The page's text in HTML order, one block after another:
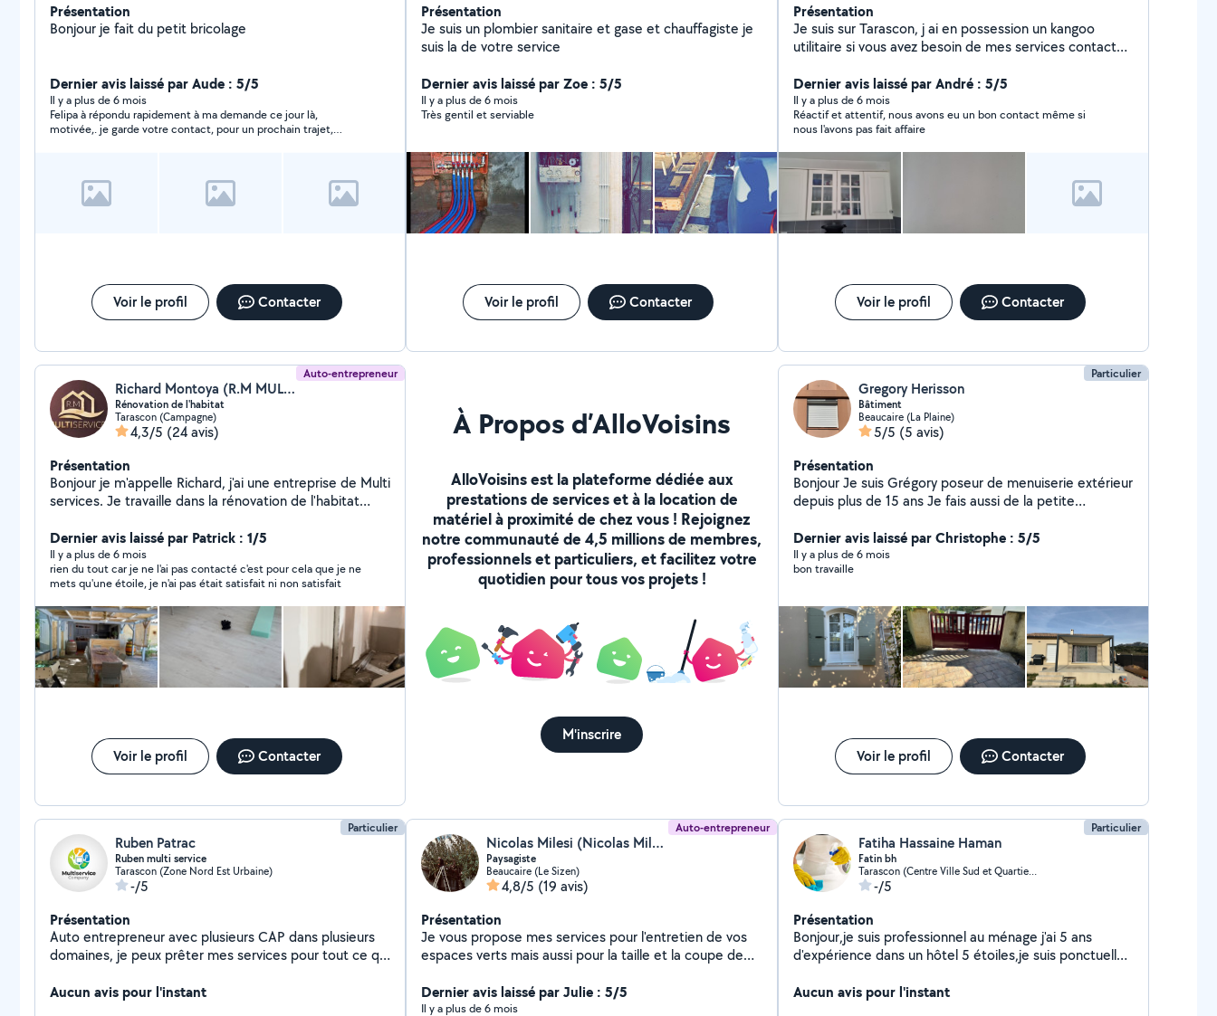
Présentation
Bonjour je fait du petit bricolage
Dernier avis laissé par Aude : 5/5
Il y a plus de 6 mois
Felipa à répondu rapidement à ma demande ce jour là,
motivée,. je garde votre contact, pour un prochain trajet,
Voir le profil Contacter
Présentation
Je suis un plombier sanitaire et gase et chauffagiste je
suis la de votre service
Dernier avis laissé par Zoe : 5/5
Il y a plus de 6 mois
Très gentil et serviable
Voir le profil Contacter
Présentation
Je suis sur Tarascon, j ai en possession un kangoo
utilitaire si vous avez besoin de mes services contactez
soit pour peindre,tapissé petit bricolage,l élagage,je
suis assez doué dans l électricité, monté des meubles
en un mot je suis polyvalent j'aime ce que je fait et que
tous soit parfait. Je possède une tronçonneuse, une
taille haies manuelle.
Dernier avis laissé par André : 5/5
Il y a plus de 6 mois
Réactif et attentif, nous avons eu un bon contact même si
nous l'avons pas fait affaire
Voir le profil Contacter
Auto-entrepreneur
Richard Montoya (R.M MULTISERVICES & PROMO CARREAUX)
Rénovation de l'habitat
Tarascon (Campagne)
4,3/5 (24 avis)
Présentation
Bonjour je m'appelle Richard, j'ai une entreprise de Multi
services. Je travaille dans la rénovation de l'habitat
maçonnerie) très sérieux et sympathique mes
prestations sont faites sur devis.
Dernier avis laissé par Patrick : 1/5
Il y a plus de 6 mois
rien du tout car je ne l'ai pas contacté c'est pour cela que je ne
mets qu'une étoile, je n'ai pas était satisfait ni non satisfait
Voir le profil Contacter
À Propos d’AlloVoisins
AlloVoisins est la plateforme dédiée aux
prestations de services et à la location de
matériel à proximité de chez vous ! Rejoignez
notre communauté de 4,5 millions de membres,
professionnels et particuliers, et facilitez votre
quotidien pour tous vos projets !
M'inscrire
Particulier
Gregory Herisson
Bâtiment
Beaucaire (La Plaine)
5/5 (5 avis)
Présentation
Bonjour Je suis Grégory poseur de menuiserie extérieur
depuis plus de 15 ans Je fais aussi de la petite
entretien de jardin N'hésitez pas Merci
Dernier avis laissé par Christophe : 5/5
Il y a plus de 6 mois
bon travaille
Voir le profil Contacter
Particulier
Ruben Patrac
Ruben multi service
Tarascon (Zone Nord Est Urbaine)
-/5
Présentation
Auto entrepreneur avec plusieurs CAP dans plusieurs
domaines, je peux prêter mes services pour tout ce qui
si vous m'accordez votre confiance, je vous promets un
Aucun avis pour l'instant
Auto-entrepreneur
Nicolas Milesi (Nicolas Milesi Services)
Paysagiste
Beaucaire (Le Sizen)
4,8/5 (19 avis)
Présentation
Je vous propose mes services pour l'entretien de vos
espaces verts mais aussi pour la taille et la coupe de
de Beaucaire. Devis sur simple demande Taille de haie
Tonte du gazon Taille arbre Abatage arbre
Dernier avis laissé par Julie : 5/5
Il y a plus de 6 mois
Particulier
Fatiha Hassaine Haman
Fatin bh
Tarascon (Centre Ville Sud et Quartier Marly)
-/5
Présentation
Bonjour,je suis professionnel au ménage j'ai 5 ans
d'expérience dans un hôtel 5 étoiles,je suis ponctuelle,
chéque cesu ou autre
Aucun avis pour l'instant